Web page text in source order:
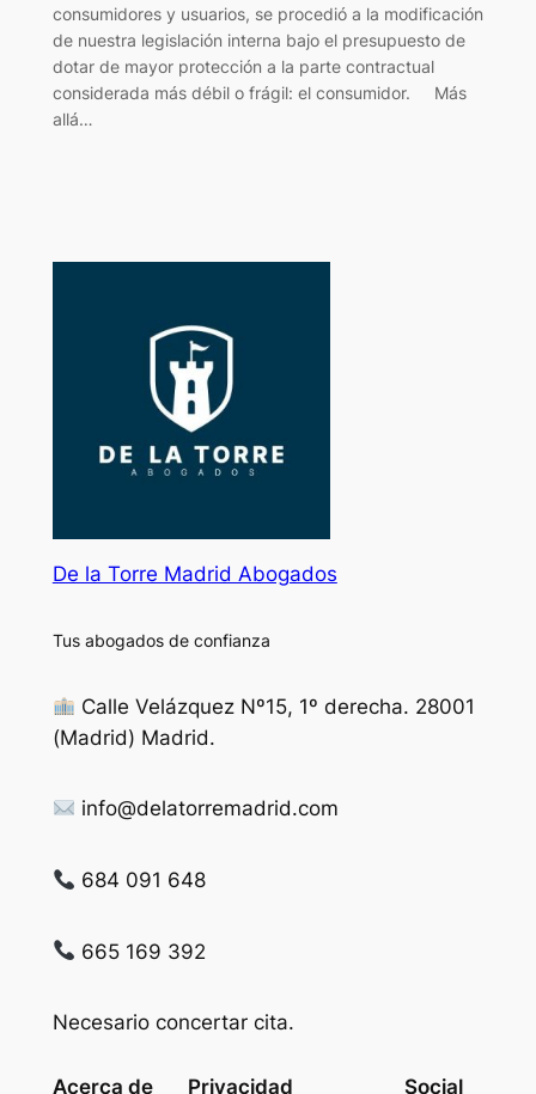
consumidores y usuarios, se procedió a la modificación
de nuestra legislación interna bajo el presupuesto de
dotar de mayor protección a la parte contractual
considerada más débil o frágil: el consumidor. Más
allá…
De la Torre Madrid Abogados
Tus abogados de confianza
Calle Velázquez Nº15, 1º derecha. 28001
(Madrid) Madrid.
info@delatorremadrid.com
684 091 648
665 169 392
Necesario concertar cita.
Acerca de Privacidad Social